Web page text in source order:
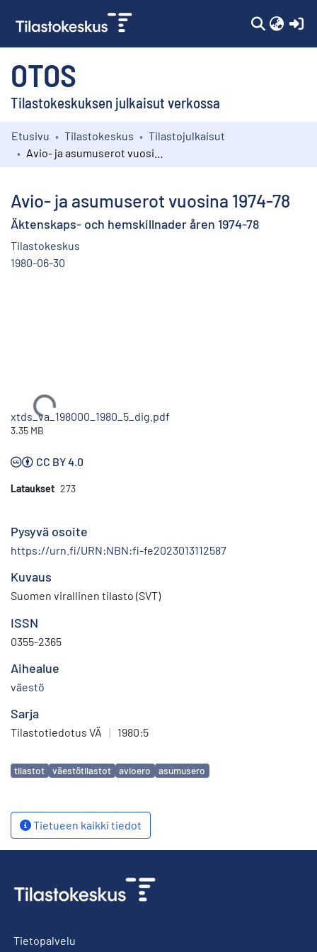
OTOS
Tilastokeskuksen julkaisut verkossa
Kokoelmat
Etusivu Tilastokeskus
Tilastojulkaisut
Avio- ja asumuserot vuosina 1974-78
Äktenskaps- och hemskillnader åren 1974-78
Tilastokeskus
1980-06-30
Ladataan...
xtds_va_198000_1980_5_dig.pdf
3.35 MB
CC BY 4.0
Lataukset 273
Pysyvä osoite
https://urn.fi/URN:NBN:fi-fe2023013112587
Kuvaus
Suomen virallinen tilasto (SVT)
ISSN
0355-2365
Aihealue
väestö
Sarja
Tilastotiedotus VÄ | 1980:5
Avainsanat
tilastot väestötilastot avioero asumusero
Tietueen kaikki tiedot
Tietopalvelu